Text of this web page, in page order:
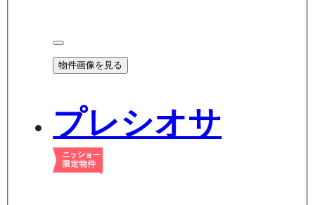
物件画像を見る
プレシオサ